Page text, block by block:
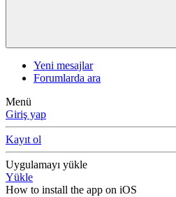
Yeni mesajlar
Forumlarda ara
Menü
Giriş yap
Kayıt ol
Uygulamayı yükle
Yükle
How to install the app on iOS